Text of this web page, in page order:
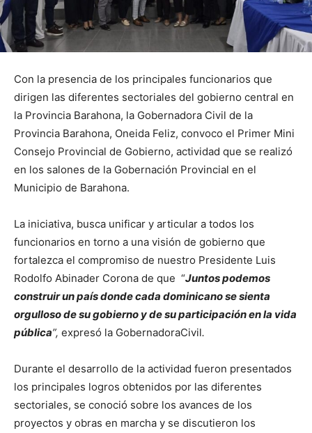
Con la presencia de los principales funcionarios que
dirigen las diferentes sectoriales del gobierno central en
la Provincia Barahona, la Gobernadora Civil de la
Provincia Barahona, Oneida Feliz, convoco el Primer Mini
Consejo Provincial de Gobierno, actividad que se realizó
en los salones de la Gobernación Provincial en el
Municipio de Barahona.
La iniciativa, busca unificar y articular a todos los
funcionarios en torno a una visión de gobierno que
fortalezca el compromiso de nuestro Presidente Luis
Rodolfo Abinader Corona de que “Juntos podemos
construir un país donde cada dominicano se sienta
orgulloso de su gobierno y de su participación en la vida
pública”, expresó la GobernadoraCivil.
Durante el desarrollo de la actividad fueron presentados
los principales logros obtenidos por las diferentes
sectoriales, se conoció sobre los avances de los
proyectos y obras en marcha y se discutieron los